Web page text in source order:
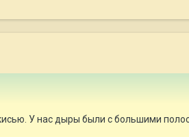
У нас дыры были с большими